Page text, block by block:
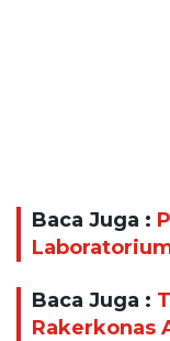
Baca Juga :
Baca Juga :
Rakerkonas